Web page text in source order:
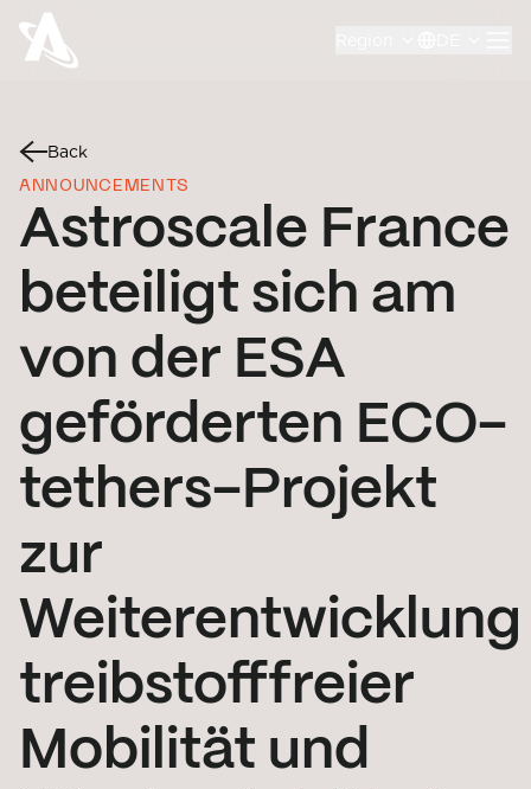
Back
ANNOUNCEMENTS
Astroscale France
beteiligt sich am
von der ESA
geförderten ECO-
tethers-Projekt
zur
Weiterentwicklung
treibstofffreier
Mobilität und